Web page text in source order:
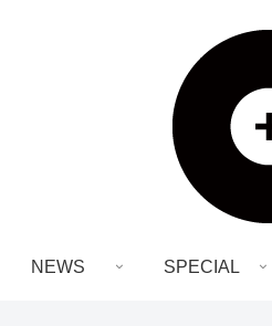
NEWS SPECIAL